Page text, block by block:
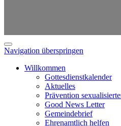
Navigation überspringen
Willkommen
Gottesdienstkalender
Aktuelles
Prävention
Good News Letter
Gemeindebrief
Ehrenamtlich helfen